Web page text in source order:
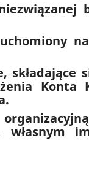
składające
Konta